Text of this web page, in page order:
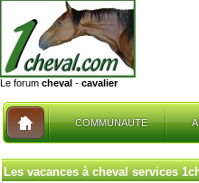
Le forum cheval - cavalier
COMMUNAUTE
Les vacances à cheval services